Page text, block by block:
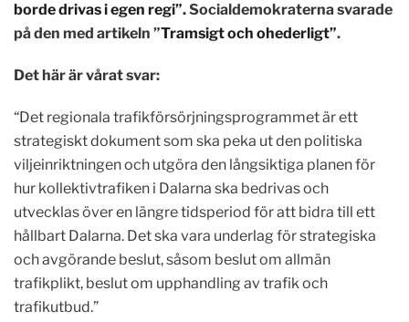
borde drivas i egen regi”.Socialdemokraterna svarade
på den med artikeln ”Tramsigt och ohederligt”.
Det här är vårat svar:
“Det regionala trafikförsörjningsprogrammet är ett
strategiskt dokument som ska peka ut den politiska
viljeinriktningen och utgöra den långsiktiga planen för
hur kollektivtrafiken i Dalarna ska bedrivas och
utvecklas över en längre tidsperiod för att bidra till ett
hållbart Dalarna. Det ska vara underlag för strategiska
och avgörande beslut, såsom beslut om allmän
trafikplikt, beslut om upphandling av trafik och
trafikutbud.”